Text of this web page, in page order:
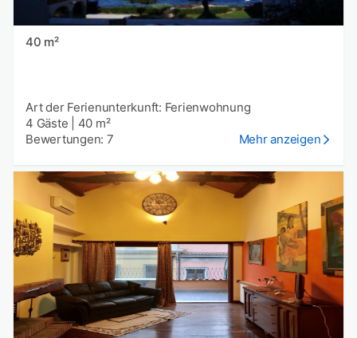
40 m²
Art der Ferienunterkunft: Ferienwohnung
4 Gäste
40 m²
Bewertungen: 7
Mehr anzeigen